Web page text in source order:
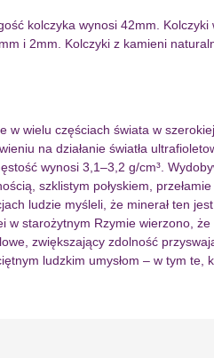
kolczyka wynosi 42mm.
i 2mm. Kolczyki z kamieni
wielu częściach świata w
na działanie światła
wynosi 3,1–3,2 g/cm³.
szklistym połyskiem,
ludzie myśleli, że minerał ten
starożytnym Rzymie wierzono,
zwiększający zdolność
ludzkim umysłom – w tym te,